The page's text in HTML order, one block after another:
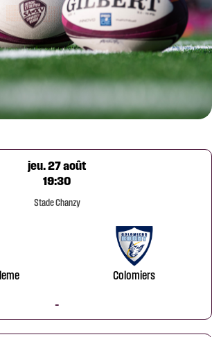
jeu. 27 août
19:30
Stade Chanzy
Colomiers
-